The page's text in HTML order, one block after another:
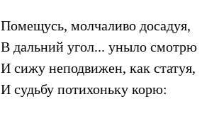
Помещусь, молчаливо досадуя,
В дальний угол... уныло смотрю
И сижу неподвижен, как статуя,
И судьбу потихоньку корю: